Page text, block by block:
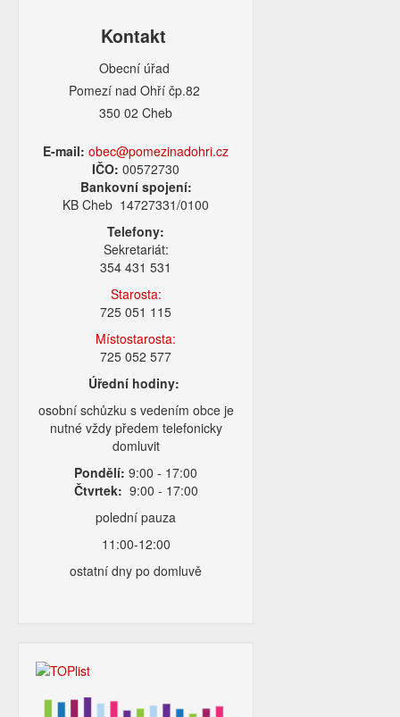
Kontakt
Obecní úřad
Pomezí nad Ohří čp.82
350 02 Cheb
E-mail: obec@pomezinadohri.cz
IČO:00572730
Bankovní spojení:
KB Cheb 14727331/0100
Telefony:
Sekretariát:
354 431 531
Starosta:
725 051 115
Místostarosta:
725 052 577
Úřední hodiny:
osobní schůzku s vedením obce je
nutné vždy předem telefonicky
domluvit
Pondělí: 9:00 - 17:00
Čtvrtek: 9:00 - 17:00
polední pauza
11:00-12:00
ostatní dny po domluvě